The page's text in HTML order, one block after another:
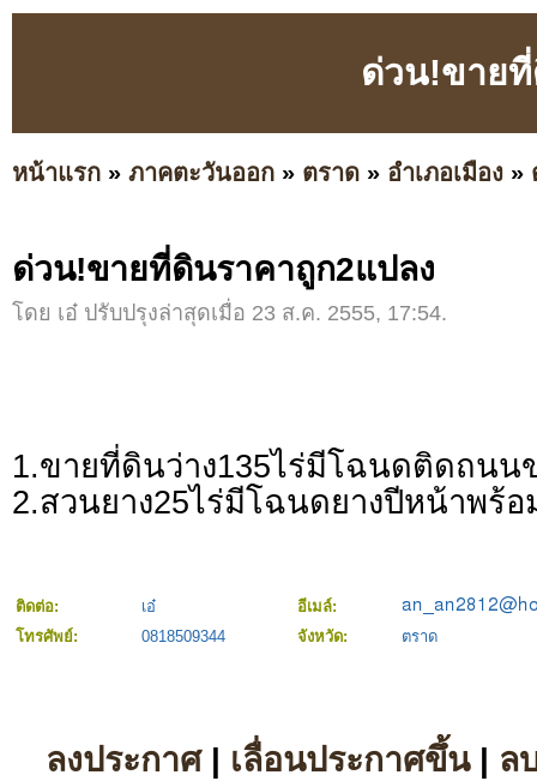
ด่วน!ขาย
หน้าแรก » ภาคตะวันออก » ตราด » อำเภอเมือง »
ด่วน!ขายที่ดินราคาถูก2แปลง
โดย เอ๋ ปรับปรุงล่าสุดเมื่อ 23 ส.ค. 2555, 17:54.
1.ขายที่ดินว่าง135ไร่มีโฉนดติดถนน
2.สวนยาง25ไร่มีโฉนดยางปีหน้าพร้
ติดต่อ: เอ๋
อีเมล์:
โทรศัพย์:
0818509344 จังหวัด: ตราด
ลงประกาศ| เลื่อนประกาศขึ้น| ล